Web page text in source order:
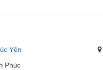
Yên
Phúc